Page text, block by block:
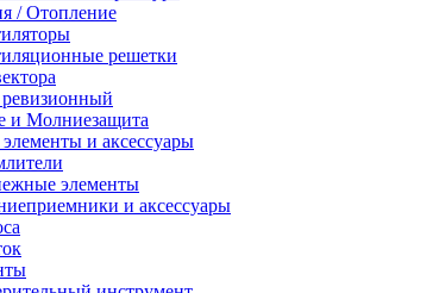
/ Отопление
решетки
и Молниезащита
и аксессуары
элементы
и аксессуары